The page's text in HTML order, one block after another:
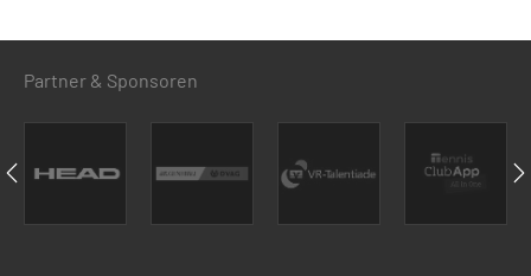
Partner & Sponsoren